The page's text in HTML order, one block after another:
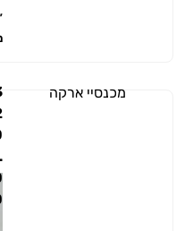
.
מכנסיי ארקה